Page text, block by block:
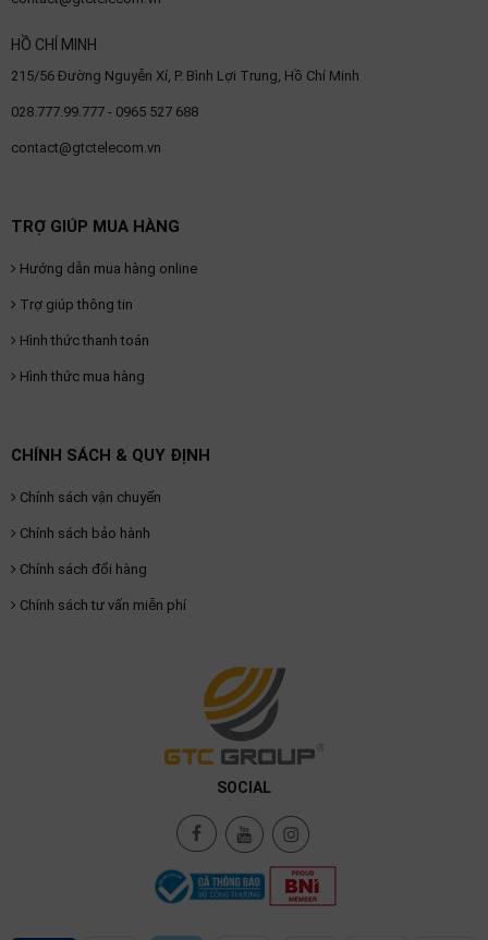
HỒ CHÍ MINH
215/56 Đường Nguyễn Xí, P. Bình Lợi Trung, Hồ Chí Minh
028.777.99.777 - 0965 527 688
contact@gtctelecom.vn
TRỢ GIÚP MUA HÀNG
Hướng dẫn mua hàng online
Trợ giúp thông tin
Hình thức thanh toán
Hình thức mua hàng
CHÍNH SÁCH & QUY ĐỊNH
Chính sách vận chuyển
Chính sách bảo hành
Chính sách đổi hàng
Chính sách tư vấn miễn phí
SOCIAL